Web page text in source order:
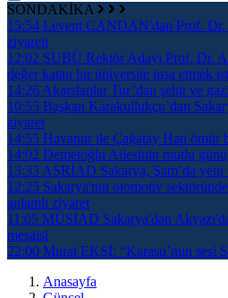
SONDAKİKA
15:54 Levent CANDAN'dan Prof.
ziyareti
12:02 SUBÜ Rektör Adayı Prof. Dr.
değer katan bir üniversite inşa etmek
14:26 Akarslanlar Tur’dan şehit ve
10:55 Başkan Karakullukçu’dan
ziyaret
14:55 Havanur ile Çağatay Han ömür
14:02 Demetoğlu Ailesinin mutlu günü
13:33 ASRİAD Sakarya, Şam’da
12:25 Sakarya'nın otomotiv
anlamlı ziyaret
11:05 MÜSİAD Sakarya'dan
mesaisi
22:00 Murat EKŞİ: “Karasu’nun sesi
Anasayfa